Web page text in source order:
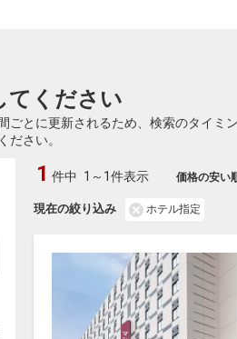
てください
ごとに更新されるため、検索のタイ
ださい。
現在の絞り込み ホテル指定
1 件中 1～1件表示 価格の安い